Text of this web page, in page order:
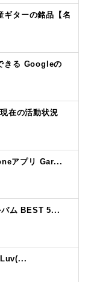
ギターの銘品【名
きる Googleの
在の活動状況
アプリ Gar...
バム BEST 5...